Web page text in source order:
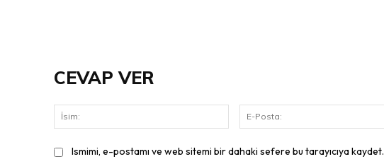
CEVAP VER
İsim:
Ismimi, e-postamı ve web sitemi bir dahaki sefere bu tarayıcıya kaydet.